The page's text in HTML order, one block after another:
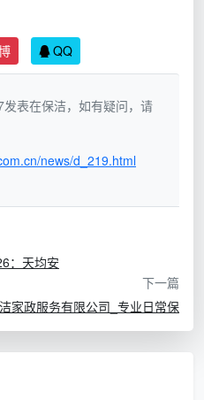
环境管理体系及
管理体系）进行全方位精细
过规范的服务流程，实现
管理者彻底从繁琐的后勤
验的本土
善的服务矩阵，能够根据
人群流量，制定差异化的专
公空间和公司总部的办公
QQ
表在保洁，如有疑问，请
news/d_219.html
：天均安
下一篇
家政服务有限公司_专业日常保